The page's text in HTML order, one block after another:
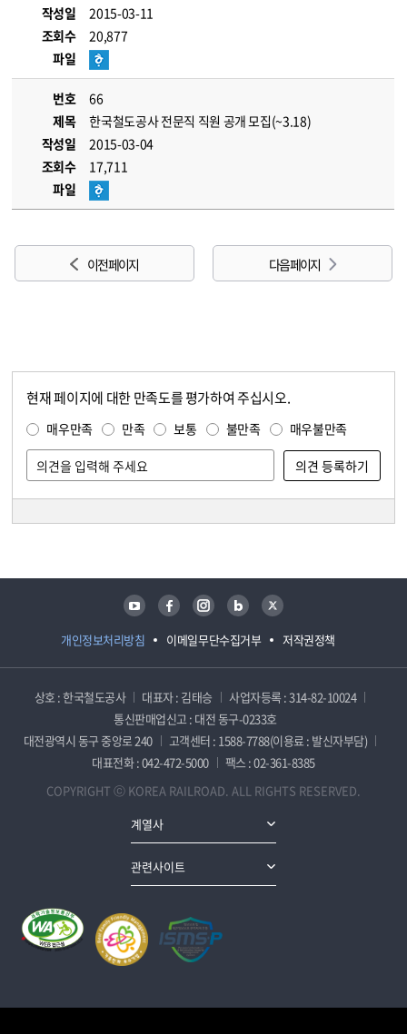
작성일
2015-03-11
조회수
20,877
파일
번호
66
제목
한국철도공사 전문직 직원 공개 모집(~3.18)
작성일
2015-03-04
조회수
17,711
파일
이전 페이지 다음 페이지
현재 페이지에 대한 만족도를 평가하여 주십시오.
매우만족 만족 보통 불만족 매우불만족
개인정보처리방침 이메일무단수집거부 저작권정책
유튜브 페이스북 인스타그램 블로그 트위터
상호 : 한국철도공사 대표자 : 김태승
사업자등록 : 314-82-10024
통신판매업신고 : 대전 동구-0233호
대전광역시 동구 중앙로 240
고객센터 : 1588-7788(이용료 : 발신자부담)
대표전화 : 042-472-5000
팩스 : 02-361-8385
COPYRIGHT ⓒ KOREA RAILROAD. ALL RIGHTS RESERVED.
계열사
관련사이트